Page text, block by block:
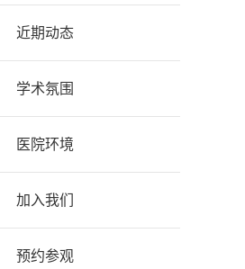
近期动态
学术氛围
医院环境
加入我们
预约参观